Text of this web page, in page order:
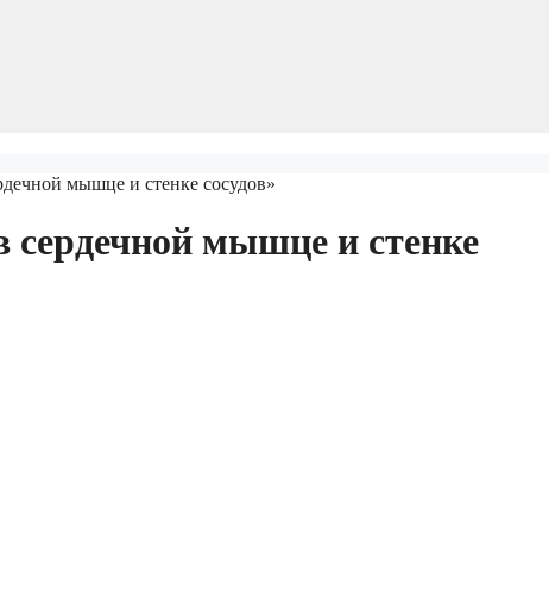
мышце и стенке сосудов»
сердечной мышце и стенке